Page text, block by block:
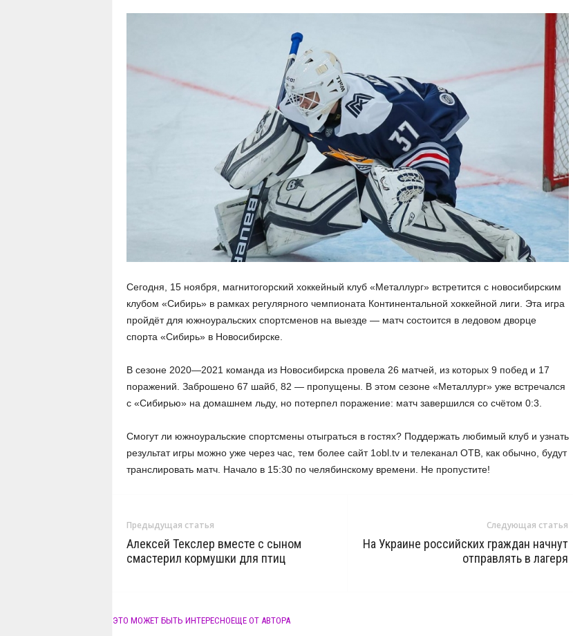
Сегодня, 15 ноября, магнитогорский хоккейный клуб «Металлург» встретится с новосибирским
клубом «Сибирь» в рамках регулярного чемпионата Континентальной хоккейной лиги. Эта игра
пройдёт для южноуральских спортсменов на выезде — матч состоится в ледовом дворце
спорта «Сибирь» в Новосибирске.
В сезоне 2020—2021 команда из Новосибирска провела 26 матчей, из которых 9 побед и 17
поражений. Заброшено 67 шайб, 82 — пропущены. В этом сезоне «Металлург» уже встречался
с «Сибирью» на домашнем льду, но потерпел поражение: матч завершился со счётом 0:3.
Смогут ли южноуральские спортсмены отыграться в гостях? Поддержать любимый клуб и узнать
результат игры можно уже через час, тем более сайт 1obl.tv и телеканал ОТВ, как обычно, будут
транслировать матч. Начало в 15:30 по челябинскому времени. Не пропустите!
Предыдущая статья
Алексей Текслер вместе с сыном
смастерил кормушки для птиц
Следующая статья
На Украине российских граждан начнут
отправлять в лагеря
ЭТО МОЖЕТ БЫТЬ ИНТЕРЕСНОЕЩЕ ОТ АВТОРА